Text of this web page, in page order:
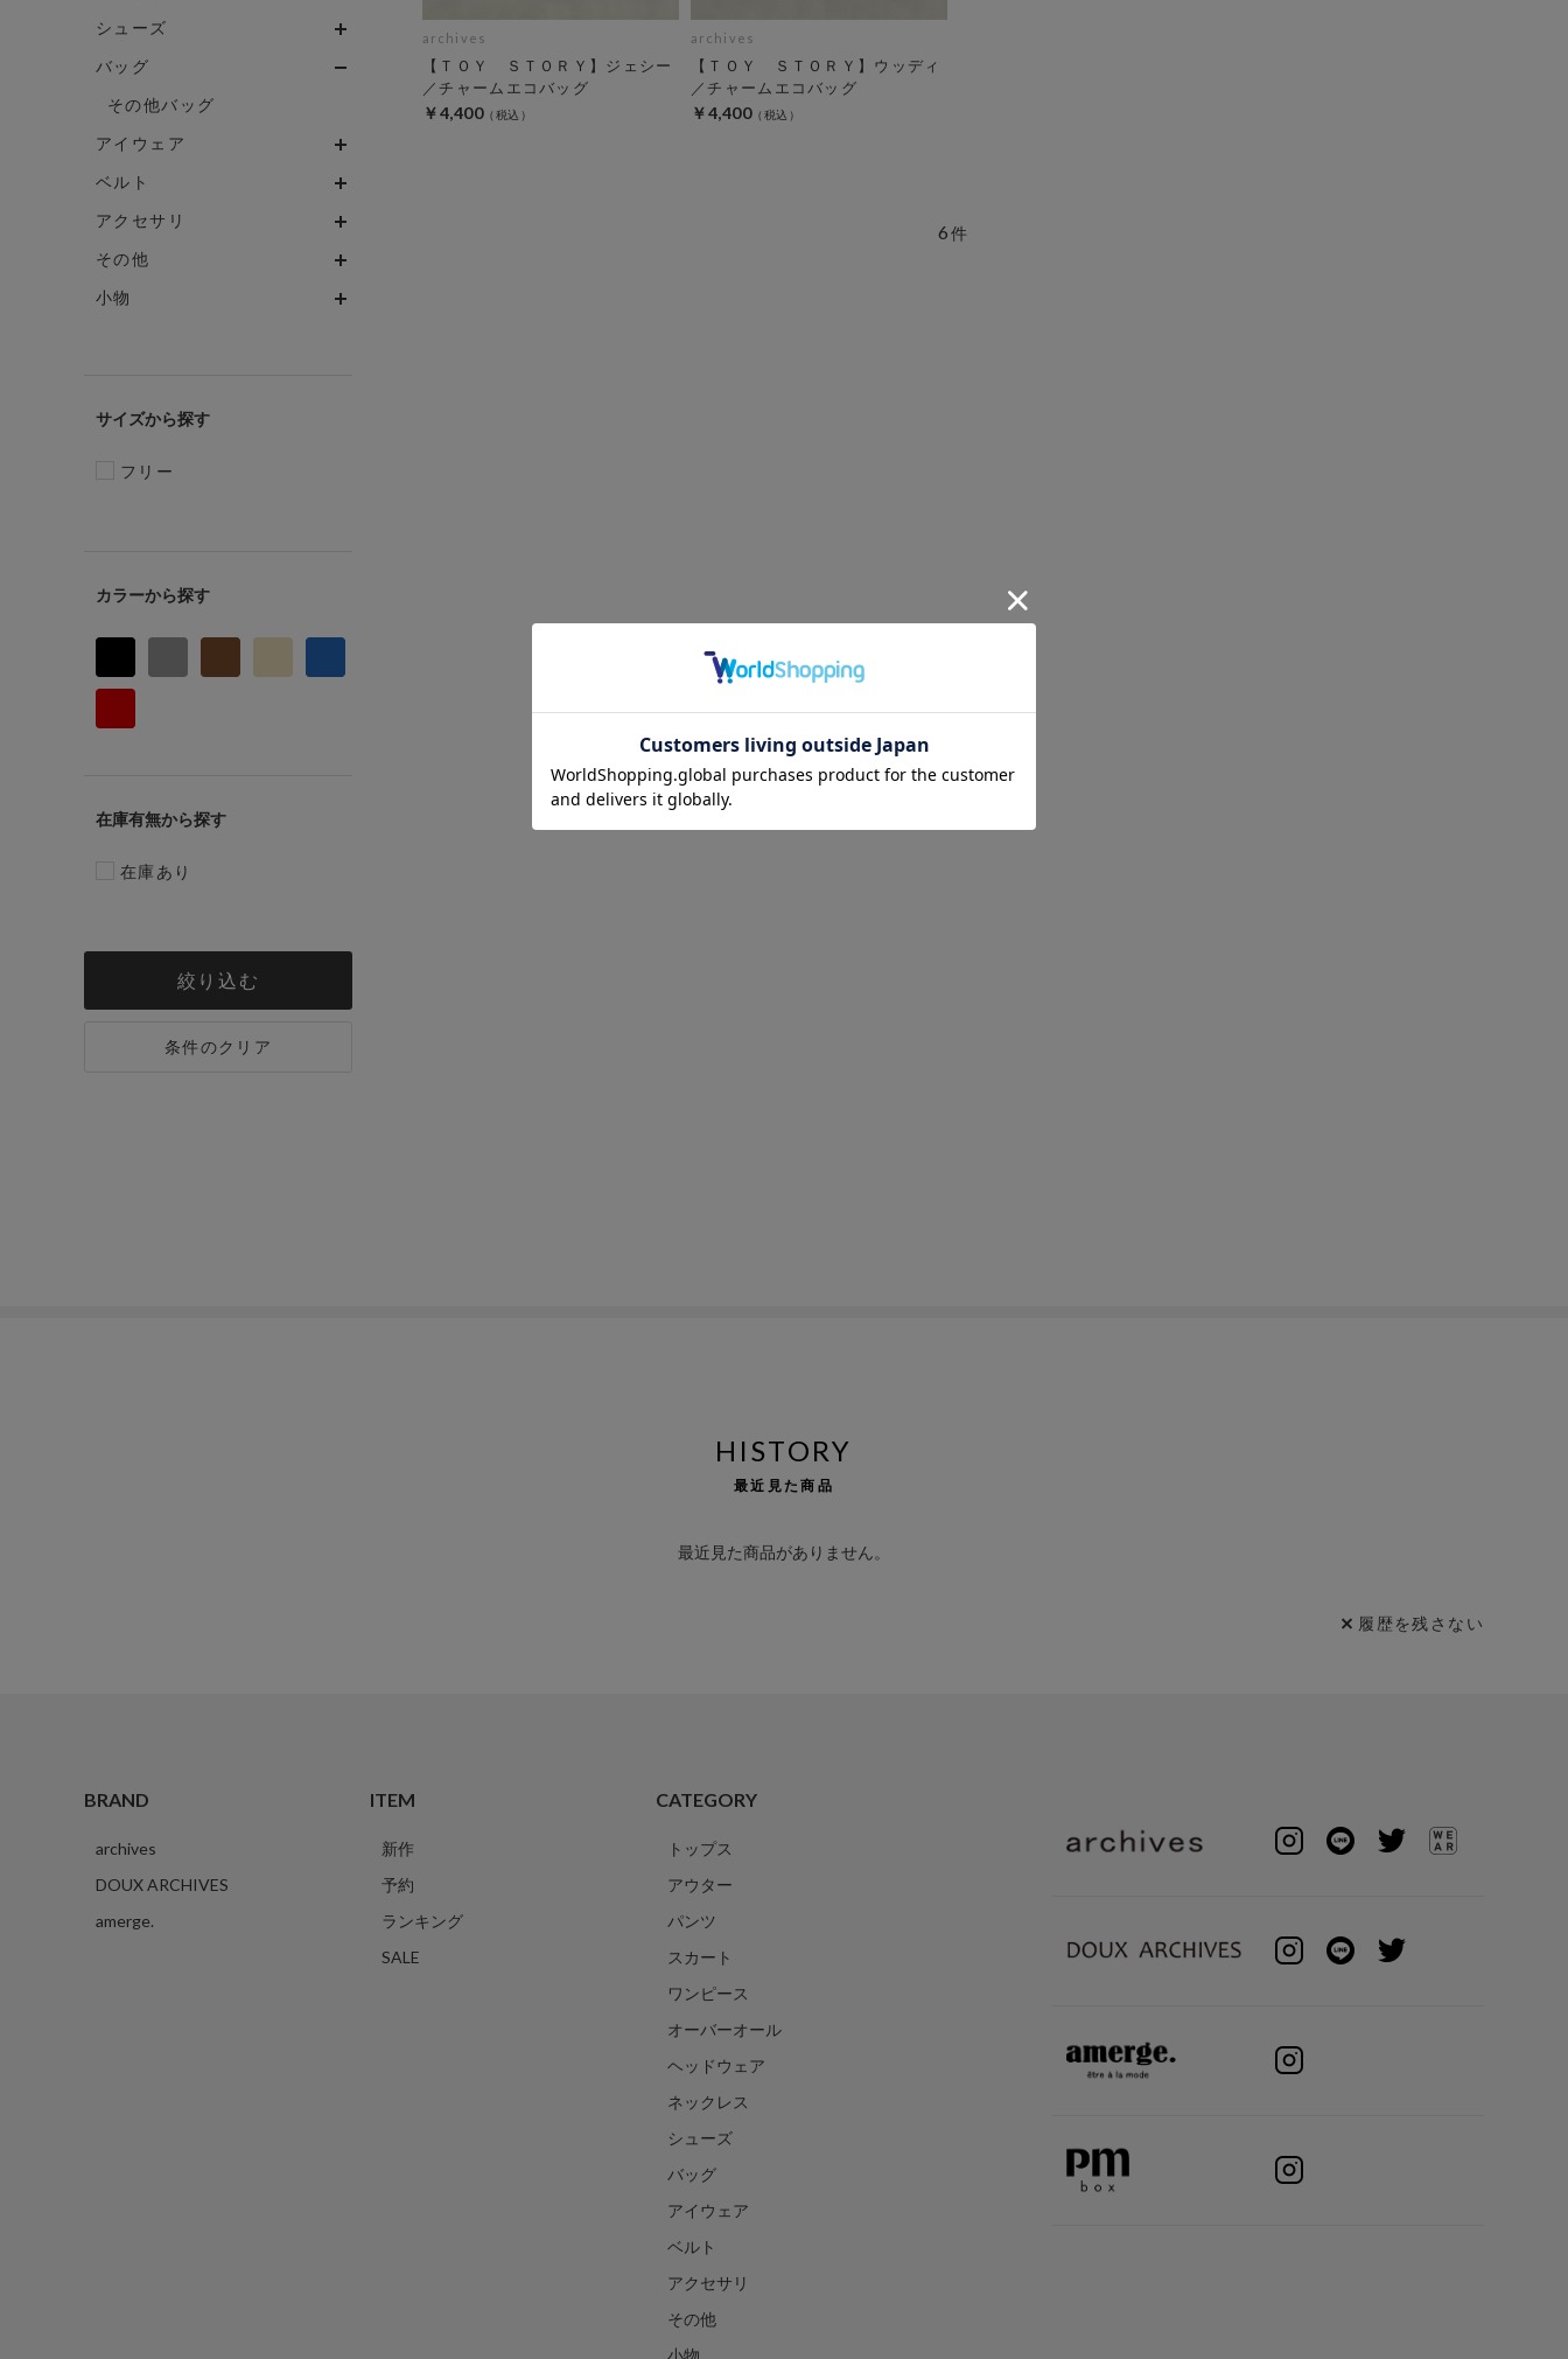
シューズ
バッグ
その他バッグ
アイウェア
ベルト
アクセサリ
その他
小物
サイズ
フリー
カラー
在庫有無
在庫あり
絞り込む
条件のクリア
archives
【ＴＯＹ ＳＴＯＲＹ】ジェシー
／チャームエコバッグ
￥4,400
archives
【ＴＯＹ ＳＴＯＲＹ】ウッディ
／チャームエコバッグ
￥4,400
6件
HISTORY
最近見た商品
最近見た商品がありません。
履歴を残さない
BRAND
archives
DOUX ARCHIVES
amerge.
ITEM
新作
予約
ランキング
SALE
CATEGORY
トップス
アウター
パンツ
スカート
ワンピース
オーバーオール
ヘッドウェア
ネックレス
シューズ
バッグ
アイウェア
ベルト
アクセサリ
その他
小物